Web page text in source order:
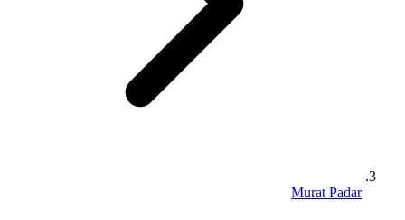
Murat Padar